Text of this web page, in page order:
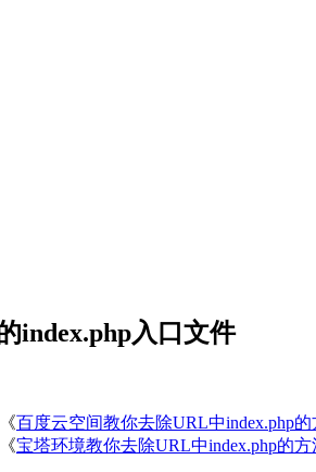
index.php入口文件
百度云空间教你去除URL中index.php的
宝塔环境教你去除URL中index.php的方